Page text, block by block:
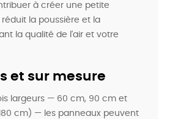
à créer une petite
la poussière et la
la qualité de l'air et votre
et sur mesure
largeurs — 60 cm, 90 cm et
cm) — les panneaux peuvent